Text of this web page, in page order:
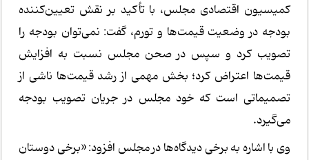
کمیسیون اقتصادی مجلس، با تأکید بر نقش تعیین‌کننده
بودجه در وضعیت قیمت‌ها و تورم، گفت: نمی‌توان بودجه را
تصویب کرد و سپس در صحن مجلس نسبت به افزایش
قیمت‌ها اعتراض کرد؛ بخش مهمی از رشد قیمت‌ها ناشی از
تصمیماتی است که خود مجلس در جریان تصویب بودجه
می‌گیرد.
وی با اشاره به برخی دیدگاه‌ها در مجلس افزود: «برخی دوستان